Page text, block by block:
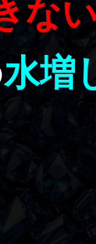
な
水増